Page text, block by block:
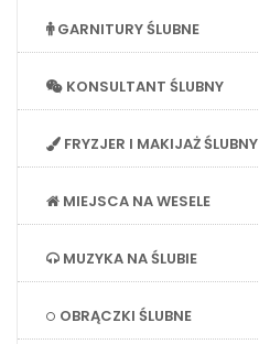
GARNITURY ŚLUBNE
KONSULTANT ŚLUBNY
FRYZJER I MAKIJAŻ ŚLUBNY
MIEJSCA NA WESELE
MUZYKA NA ŚLUBIE
OBRĄCZKI ŚLUBNE